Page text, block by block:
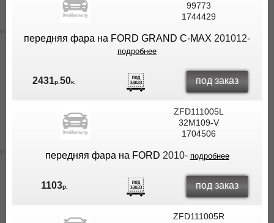
99773
1744429
передняя фара на FORD GRAND C-MAX 201012-
подробнее
2431р.50к. под заказ
ZFD111005L
32M109-V
1704506
передняя фара на FORD 2010- подробнее
1103р. под заказ
ZFD111005R